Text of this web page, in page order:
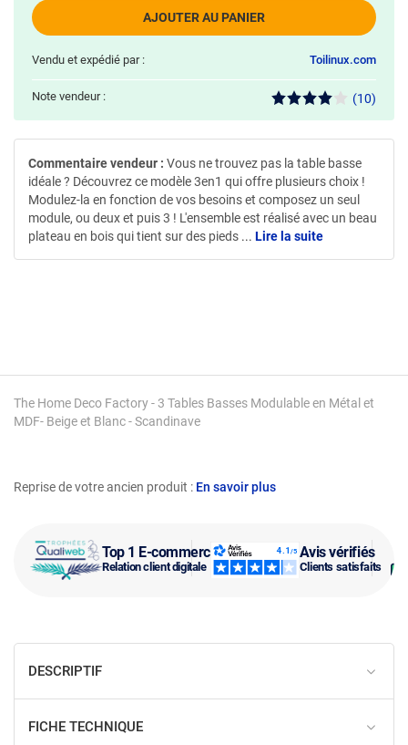
Top 1 E-commerce
Relation client digitale
Avis vérifiés
Clients satisfaits
Reprise de votre ancien produit : En savoir plus
The Home Deco Factory - 3 Tables Basses Modulable en Métal et
MDF- Beige et Blanc - Scandinave
AJOUTER AU PANIER
Vendu et expédié par : Toilinux.com
Note vendeur : (10)
Commentaire vendeur : Vous ne trouvez pas la table basse
idéale ? Découvrez ce modèle 3en1 qui offre plusieurs choix !
Modulez-la en fonction de vos besoins et composez un seul
module, ou deux et puis 3 ! L'ensemble est réalisé avec un beau
plateau en bois qui tient sur des pieds ... Lire la suite
DESCRIPTIF
FICHE TECHNIQUE